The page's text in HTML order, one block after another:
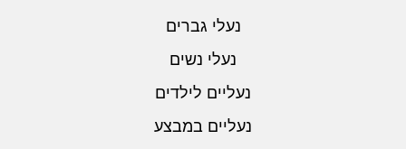
נעלי גברים
נעלי נשים
נעליים לילדים
נעליים במבצע